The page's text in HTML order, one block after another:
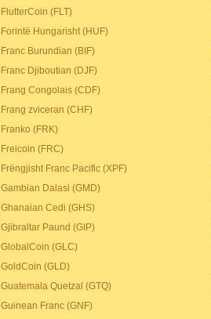
FlutterCoin (FLT)
Forintë Hungarisht (HUF)
Franc Burundian (BIF)
Franc Djiboutian (DJF)
Frang Congolais (CDF)
Frang zviceran (CHF)
Franko (FRK)
Freicoin (FRC)
Frëngjisht Franc Pacific (XPF)
Gambian Dalasi (GMD)
Ghanaian Cedi (GHS)
Gjibraltar Paund (GIP)
GlobalCoin (GLC)
GoldCoin (GLD)
Guatemala Quetzal (GTQ)
Guinean Franc (GNF)